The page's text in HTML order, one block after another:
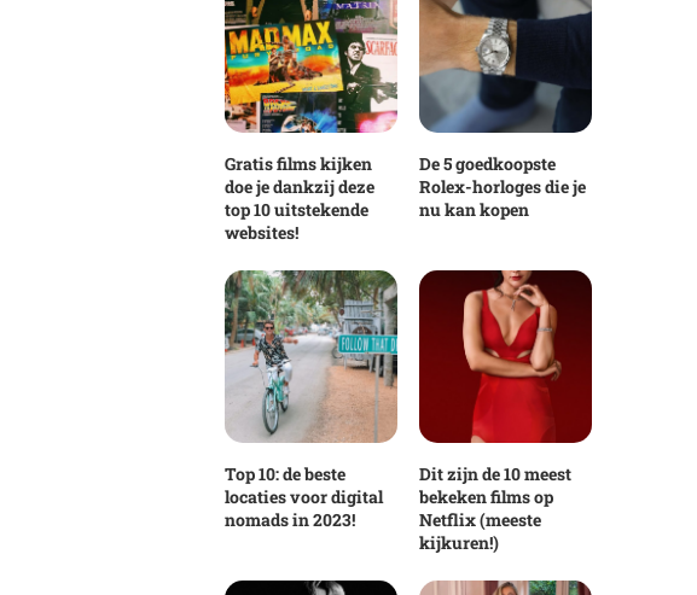
Gratis films kijken
doe je dankzij deze
top 10 uitstekende
websites!
De 5 goedkoopste
Rolex-horloges die je
nu kan kopen
Top 10: de beste
locaties voor digital
nomads in 2023!
Dit zijn de 10 meest
bekeken films op
Netflix (meeste
kijkuren!)